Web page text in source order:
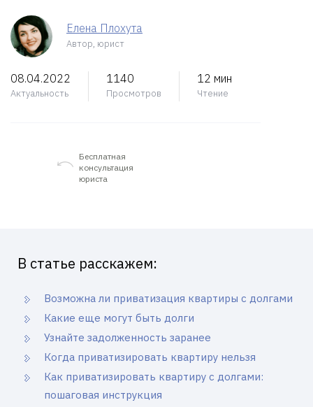
Елена Плохута
Автор, юрист
08.04.2022
Актуальность
1140
Просмотров
12 мин
Чтение
Бесплатная
консультация
юриста
В статье расскажем:
Возможна ли приватизация квартиры с долгами
Какие еще могут быть долги
Узнайте задолженность заранее
Когда приватизировать квартиру нельзя
Как приватизировать квартиру с долгами:
пошаговая инструкция